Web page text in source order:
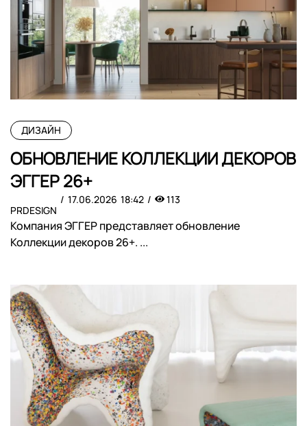
ДИЗАЙН
ОБНОВЛЕНИЕ КОЛЛЕКЦИИ ДЕКОРОВ
ЭГГЕР 26+
PRDESIGN
17.06.2026 18:42 113
Компания ЭГГЕР представляет обновление
Коллекции декоров 26+. ...